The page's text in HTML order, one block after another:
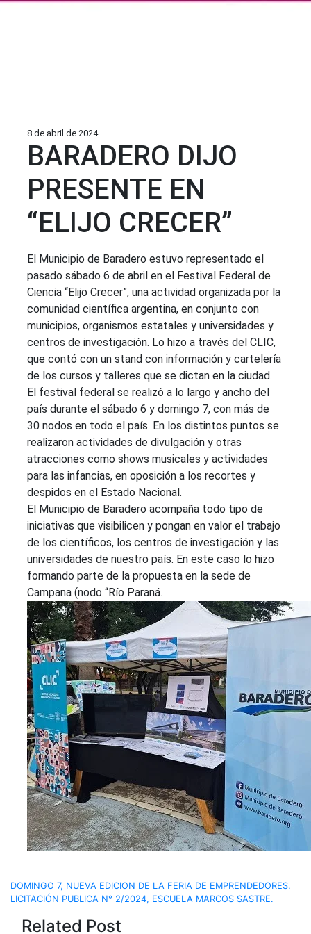
8 de abril de 2024
BARADERO DIJO
PRESENTE EN
“ELIJO CRECER”
El Municipio de Baradero estuvo representado el
pasado sábado 6 de abril en el Festival Federal de
Ciencia “Elijo Crecer”, una actividad organizada por la
comunidad científica argentina, en conjunto con
municipios, organismos estatales y universidades y
centros de investigación. Lo hizo a través del CLIC,
que contó con un stand con información y cartelería
de los cursos y talleres que se dictan en la ciudad.
El festival federal se realizó a lo largo y ancho del
país durante el sábado 6 y domingo 7, con más de
30 nodos en todo el país. En los distintos puntos se
realizaron actividades de divulgación y otras
atracciones como shows musicales y actividades
para las infancias, en oposición a los recortes y
despidos en el Estado Nacional.
El Municipio de Baradero acompaña todo tipo de
iniciativas que visibilicen y pongan en valor el trabajo
de los científicos, los centros de investigación y las
universidades de nuestro país. En este caso lo hizo
formando parte de la propuesta en la sede de
Campana (nodo “Río Paraná.
Navegación
de
DOMINGO 7, NUEVA EDICION DE LA FERIA DE EMPRENDEDORES.
LICITACIÓN PUBLICA N° 2/2024, ESCUELA MARCOS SASTRE.
Related Post